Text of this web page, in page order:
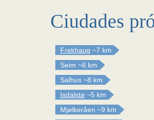
Ciudades
Frekhaug ~7 km
Seim ~6 km
Salhus ~8 km
Isdalstø ~5 km
Mjølkeråen ~9 km